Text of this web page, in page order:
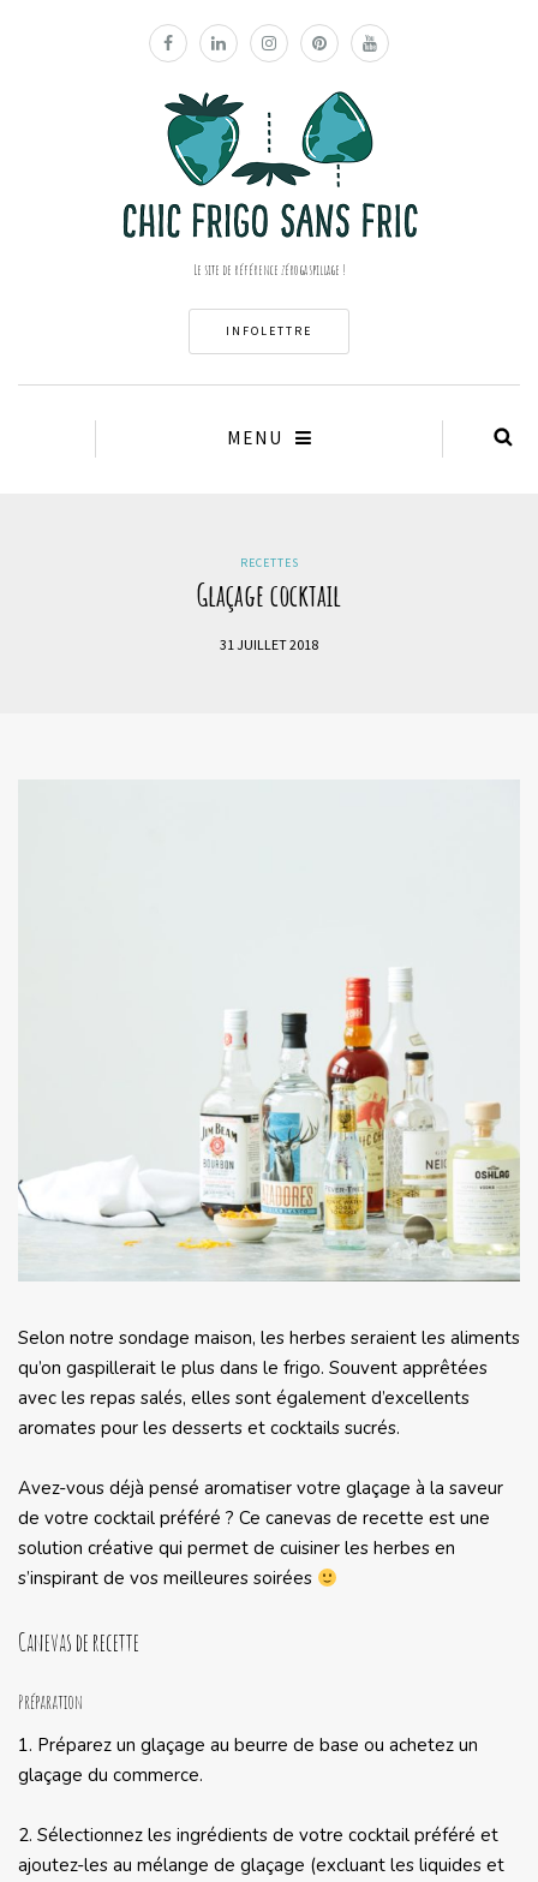
Le site de référence zéro gaspillage !
INFOLETTRE
MENU
RECETTES
Glaçage cocktail
31 JUILLET 2018
Selon notre sondage maison, les herbes seraient les aliments
qu’on gaspillerait le plus dans le frigo. Souvent apprêtées
avec les repas salés, elles sont également d’excellents
aromates pour les desserts et cocktails sucrés.
Avez-vous déjà pensé aromatiser votre glaçage à la saveur
de votre cocktail préféré ? Ce canevas de recette est une
solution créative qui permet de cuisiner les herbes en
s’inspirant de vos meilleures soirées
Canevas de recette
Préparation
1. Préparez un glaçage au beurre de base ou achetez un
glaçage du commerce.
2. Sélectionnez les ingrédients de votre cocktail préféré et
ajoutez-les au mélange de glaçage (excluant les liquides et